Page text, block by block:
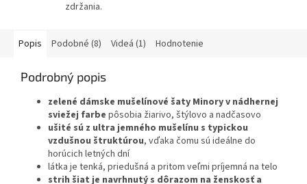
zdržania.
Popis Podobné (8) Videá (1) Hodnotenie
Podrobný popis
zelené dámske mušelínové šaty Minory v nádhernej
sviežej farbe pôsobia žiarivo, štýlovo a nadčasovo
ušité sú z ultra jemného mušelínu s typickou
vzdušnou štruktúrou, vďaka čomu sú ideálne do
horúcich letných dní
látka je tenká, priedušná a pritom veľmi príjemná na telo
strih šiat je navrhnutý s dôrazom na ženskosť a